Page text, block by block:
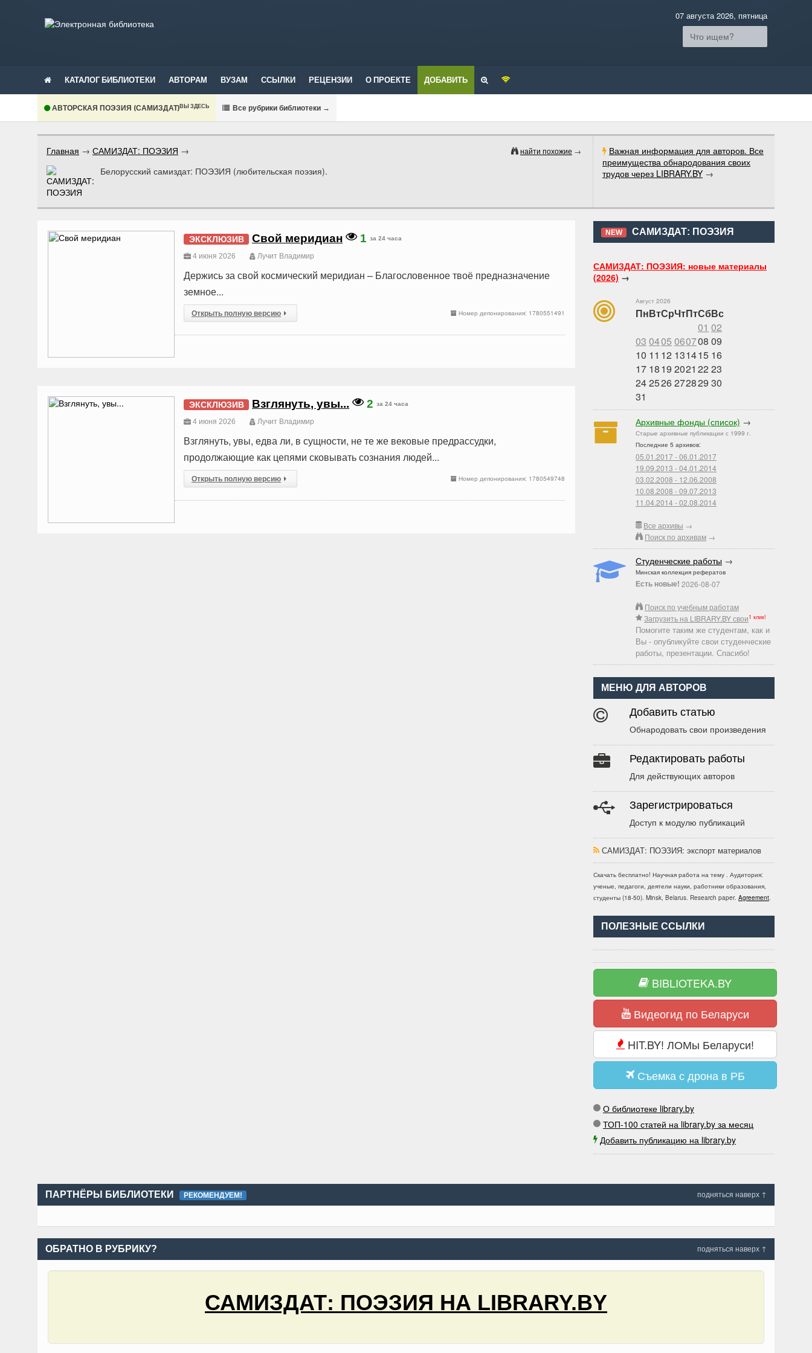
07 августа 2026, пятница
КАТАЛОГ БИБЛИОТЕКИ АВТОРАМ ВУЗАМ ССЫЛКИ РЕЦЕНЗИИ О ПРОЕКТЕ ДОБАВИТЬ
АВТОРСКАЯ ПОЭЗИЯ (САМИЗДАТ)ВЫ ЗДЕСЬ Все рубрики библиотеки →
Важная информация для авторов. Все
преимущества обнародования своих
трудов через LIBRARY.BY →
найти похожие →
Главная → САМИЗДАТ: ПОЭЗИЯ →
Белорусский самиздат: ПОЭЗИЯ (любительская поэзия).
NEW САМИЗДАТ: ПОЭЗИЯ
САМИЗДАТ: ПОЭЗИЯ: новые материалы
(2026) →
Август 2026
ПнВтСрЧтПтСбВс
01 02
03 0405 060708 09
10 11 12 131415 16
17 1819 2021 22 23
242526272829 30
31
Архивные фонды (список) →
Старые архивные публикации с 1999 г.
Последние 5 архивов:
05.01.2017 - 06.01.2017
19.09.2013 - 04.01.2014
03.02.2008 - 12.06.2008
10.08.2008 - 09.07.2013
11.04.2014 - 02.08.2014
Все архивы →
Поиск по архивам →
Студенческие работы →
Минская коллекция рефератов
Есть новые! 2026-08-07
Поиск по учебным работам
Загрузить на LIBRARY.BY свои1 клик!
Помогите таким же студентам, как и
Вы - опубликуйте свои студенческие
работы, презентации. Спасибо!
МЕНЮ ДЛЯ АВТОРОВ
Добавить статью
Обнародовать свои произведения
Редактировать работы
Для действующих авторов
Зарегистрироваться
Доступ к модулю публикаций
САМИЗДАТ: ПОЭЗИЯ: экспорт материалов
Скачать бесплатно! Научная работа на тему . Аудитория:
ученые, педагоги, деятели науки, работники образования,
студенты (18-50). Minsk, Belarus. Research paper. Agreement.
ПОЛЕЗНЫЕ ССЫЛКИ
BIBLIOTEKA.BY
Видеогид по Беларуси
HIT.BY! ЛОМы Беларуси!
Съемка с дрона в РБ
О библиотеке library.by
ТОП-100 статей на library.by за месяц
Добавить публикацию на library.by
ЭКСКЛЮЗИВ Свой меридиан 1 за 24 часа
4 июня 2026 Лучит Владимир
Держись за свой космический меридиан – Благословенное твоё предназначение
земное...
Номер депонирования: 1780551491
Открыть полную версию
ЭКСКЛЮЗИВ Взглянуть, увы... 2 за 24 часа
4 июня 2026 Лучит Владимир
Взглянуть, увы, едва ли, в сущности, не те же вековые предрассудки,
продолжающие как цепями сковывать сознания людей...
Номер депонирования: 1780549748
Открыть полную версию
подняться наверх ↑
ПАРТНЁРЫ БИБЛИОТЕКИ РЕКОМЕНДУЕМ!
подняться наверх ↑
ОБРАТНО В РУБРИКУ?
САМИЗДАТ: ПОЭЗИЯ НА LIBRARY.BY